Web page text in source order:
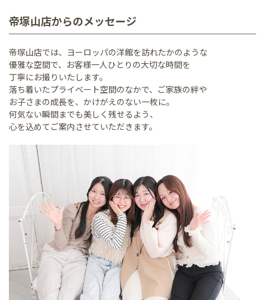
帝塚山店からのメッセージ
帝塚山店では、ヨーロッパの洋館を訪れたかのような
優雅な空間で、お客様一人ひとりの大切な時間を
丁寧にお撮りいたします。
落ち着いたプライベート空間のなかで、ご家族の絆や
お子さまの成長を、かけがえのない一枚に。
何気ない瞬間までも美しく残せるよう、
心を込めてご案内させていただきます。